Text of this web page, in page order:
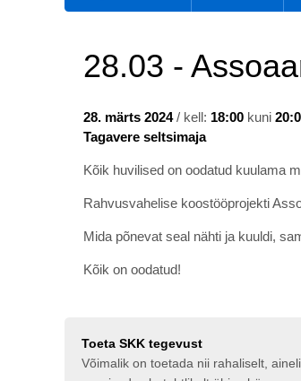
28.03 -
28. märts 2024/ kell: 18:00 kuni
Tagavere seltsimaja
Kõik huvilised on oodatud kuulama
Rahvusvahelise koostööprojekti
Mida põnevat seal nähti ja kuuldi,
Kõik on oodatud!
Toeta SKK tegevust
Võimalik on toetada nii rahaliselt,